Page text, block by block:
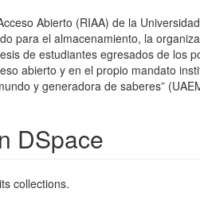
Abierto (RIAA) de la
para el almacenamiento, la
de estudiantes egresados de los
abierto y en el propio mandato
y generadora de saberes”
DSpace
collections.